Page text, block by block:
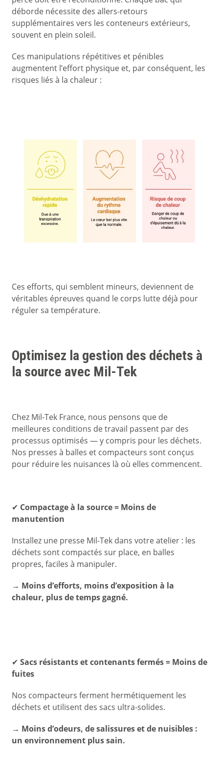
déborde nécessite des allers-retours
supplémentaires vers les conteneurs extérieurs,
souvent en plein soleil.
Ces manipulations répétitives et pénibles
augmentent l’effort physique et, par conséquent, les
risques liés à la chaleur :
Ces efforts, qui semblent mineurs, deviennent de
véritables épreuves quand le corps lutte déjà pour
réguler sa température.
Optimisez la gestion des déchets à
la source avec Mil-Tek
Chez Mil-Tek France, nous pensons que de
meilleures conditions de travail passent par des
processus optimisés — y compris pour les déchets.
Nos presses à balles et compacteurs sont conçus
pour réduire les nuisances là où elles commencent.
✔ Compactage à la source = Moins de
manutention
Installez une presse Mil-Tek dans votre atelier : les
déchets sont compactés sur place, en balles
propres, faciles à manipuler.
→ Moins d’efforts, moins d’exposition à la
chaleur, plus de temps gagné.
✔ Sacs résistants et contenants fermés = Moins de
fuites
Nos compacteurs ferment hermétiquement les
déchets et utilisent des sacs ultra-solides.
→ Moins d’odeurs, de salissures et de nuisibles :
un environnement plus sain.